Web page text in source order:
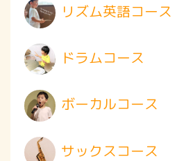
リズム英語コース
ドラムコース
ボーカルコース
サックスコース